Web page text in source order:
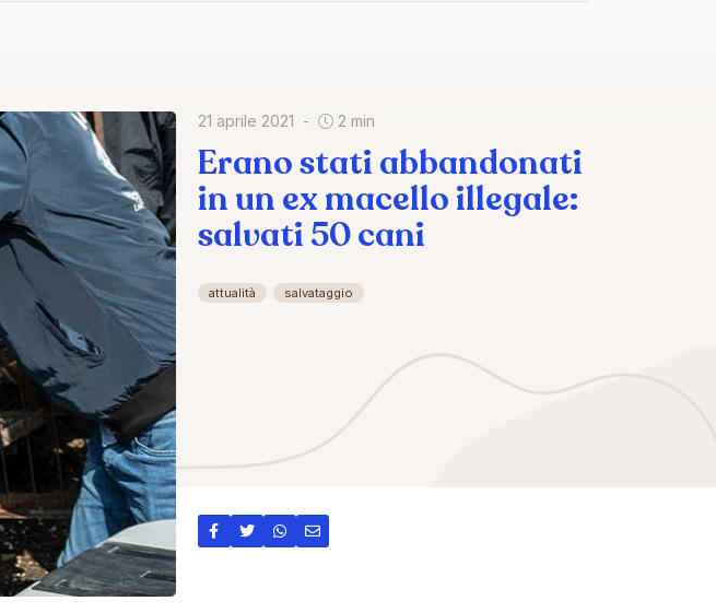
21 aprile 2021 2 min
Erano stati abbandonati
in un ex macello illegale:
salvati 50 cani
attualità salvataggio